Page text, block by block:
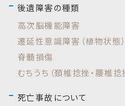
後遺障害の種類
高次脳機能障害
遷延性意識障害（植物状態）
脊髄損傷
むちうち（頚椎捻挫・腰椎捻
死亡事故について